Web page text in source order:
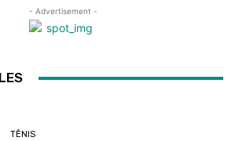
- Advertisement -
TÊNIS